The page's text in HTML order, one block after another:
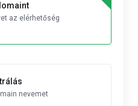
az elérhetőség
nevemet